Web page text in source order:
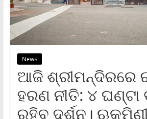
News
ଆଜି ଶ୍ରୀମନ୍ଦିରରେ
ହରଣ ନୀତି: ୪ ଘଣ୍ଟା
ରହିବ ଦର୍ଶନ।